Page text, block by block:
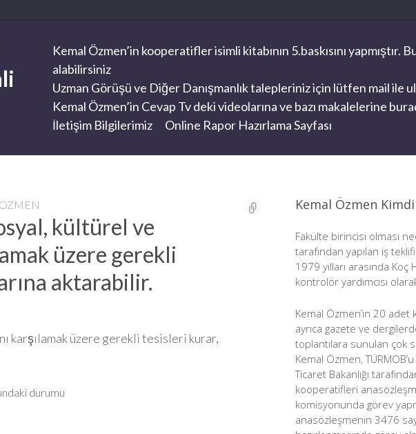
Kemal Özmen’in kooperatifler isimli kitabının 5.baskısını yapmıştır.
alabilirsiniz
Uzman Görüşü ve Diğer Danışmanlık talepleriniz için lütfen mail ile
Kemal Özmen’in Cevap Tv deki videolarına ve bazı makalelerine
İletişim Bilgilerimiz
Online Rapor Hazırlama Sayfası
kültürel ve
üzere gerekli
aktarabilir.
karşılamak üzere gerekli tesisleri kurar,
durumu
Kemal Özmen
Fakülte birincisi olması
tarafından yapılan iş
1979 yılları arasında Koç
kontrolör yardımcısı
Kemal Özmen’in 20 adet
ayrıca gazete ve
toplantılara sunulan çok
Kemal Özmen,
Ticaret Bakanlığı
kooperatifleri
komisyonunda görev
anasözleşmenin 3476